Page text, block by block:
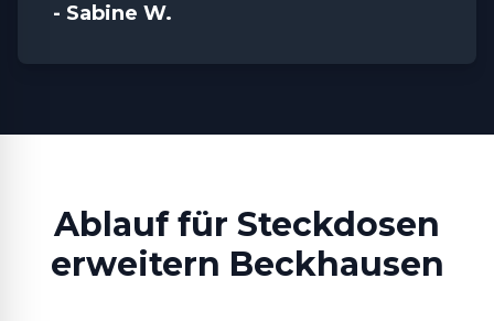
- Sabine W.
Ablauf für Steckdosen
erweitern Beckhausen